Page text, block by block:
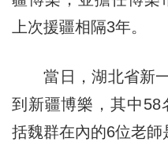
上次援疆相隔3年。
當日，湖北省新一
到新疆博樂，其中58
括魏群在內的6位老師